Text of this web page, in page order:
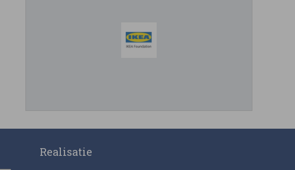
Impact consultant (manager)
Realisatie